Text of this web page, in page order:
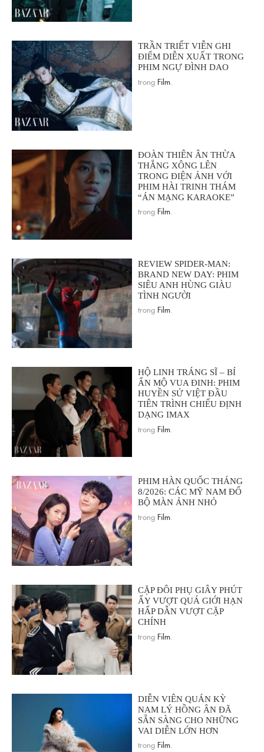
TRẦN TRIẾT VIỄN GHI
ĐIỂM DIỄN XUẤT TRONG
PHIM NGỰ ĐÌNH DAO
trong Film
ĐOÀN THIÊN ÂN THỪA
THẮNG XÔNG LÊN
TRONG ĐIỆN ẢNH VỚI
PHIM HÀI TRINH THÁM
“ÁN MẠNG KARAOKE”
trong Film
REVIEW SPIDER-MAN:
BRAND NEW DAY: PHIM
SIÊU ANH HÙNG GIÀU
TÌNH NGƯỜI
trong Film
HỘ LINH TRÁNG SĨ – BÍ
ẨN MỘ VUA ĐINH: PHIM
HUYỀN SỬ VIỆT ĐẦU
TIÊN TRÌNH CHIẾU ĐỊNH
DẠNG IMAX
trong Film
PHIM HÀN QUỐC THÁNG
8/2026: CÁC MỸ NAM ĐỔ
BỘ MÀN ẢNH NHỎ
trong Film
CẶP ĐÔI PHỤ GIÂY PHÚT
ẤY VƯỢT QUÁ GIỚI HẠN
HẤP DẪN VƯỢT CẶP
CHÍNH
trong Film
DIỄN VIÊN QUÁN KỲ
NAM LÝ HỒNG ÂN ĐÃ
SẴN SÀNG CHO NHỮNG
VAI DIỄN LỚN HƠN
trong Film